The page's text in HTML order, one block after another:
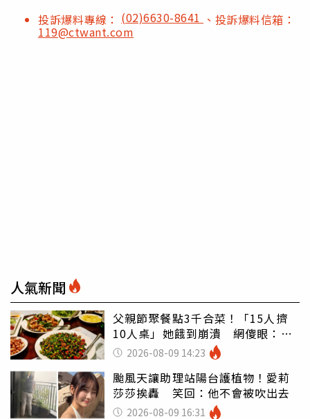
投訴爆料專線： (02)6630-8641 、投訴爆料信箱：
119@ctwant.com
人氣新聞
父親節聚餐點3千合菜！「15人擠
10人桌」她餓到崩潰 網傻眼：讓
店家看笑話
2026-08-09 14:23
颱風天讓助理站陽台護植物！愛莉
莎莎挨轟 笑回：他不會被吹出去
2026-08-09 16:31